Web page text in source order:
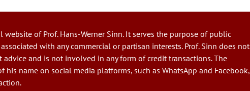
website of Prof. Hans-Werner Sinn. It serves the purpose of public
with any commercial or partisan interests. Prof. Sinn does not
advice and is not involved in any form of credit transactions. The
his name on social media platforms, such as WhatsApp and Facebook,